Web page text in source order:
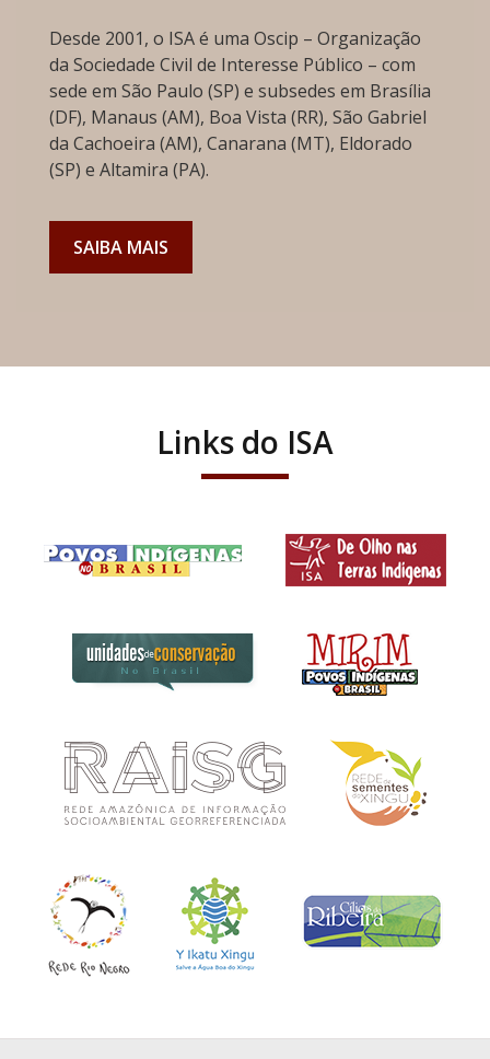
Desde 2001, o ISA é uma Oscip – Organização
da Sociedade Civil de Interesse Público – com
sede em São Paulo (SP) e subsedes em Brasília
(DF), Manaus (AM), Boa Vista (RR), São Gabriel
da Cachoeira (AM), Canarana (MT), Eldorado
(SP) e Altamira (PA).
SAIBA MAIS
Links do ISA